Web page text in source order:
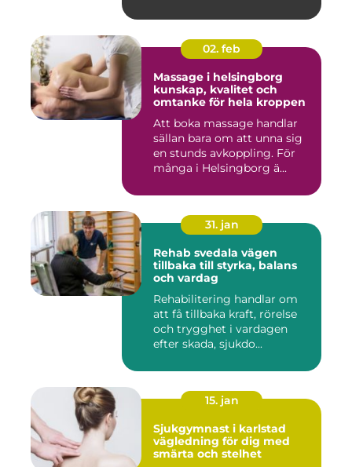
02. feb
Massage i helsingborg
kunskap, kvalitet och
omtanke för hela kroppen
Att boka massage handlar
sällan bara om att unna sig
en stunds avkoppling. För
många i Helsingborg ä...
31. jan
Rehab svedala vägen
tillbaka till styrka, balans
och vardag
Rehabilitering handlar om
att få tillbaka kraft, rörelse
och trygghet i vardagen
efter skada, sjukdo...
15. jan
Sjukgymnast i karlstad
vägledning för dig med
smärta och stelhet